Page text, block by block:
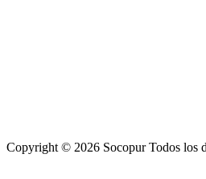
Copyright © 2026 Socopur Todos